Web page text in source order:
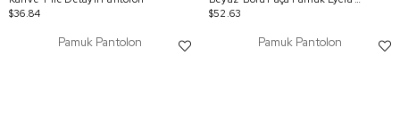
$36.84
$52.63
Pamuk Pantolon Pamuk Pantolon